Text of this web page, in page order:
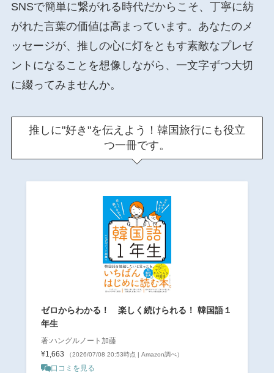
SNSで簡単に繋がれる時代だからこそ、丁寧に紡
がれた言葉の価値は高まっています。あなたのメ
ッセージが、推しの心に灯をともす素敵なプレゼ
ントになることを想像しながら、一文字ずつ大切
に綴ってみませんか。
推しに"好き"を伝えよう！韓国旅行にも役立
つ一冊です。
ゼロからわかる！ 楽しく続けられる！ 韓国語１
年生
著:ハングルノート加藤
¥1,663
（2026/07/08 20:53時点 | Amazon調べ）
口コミを見る